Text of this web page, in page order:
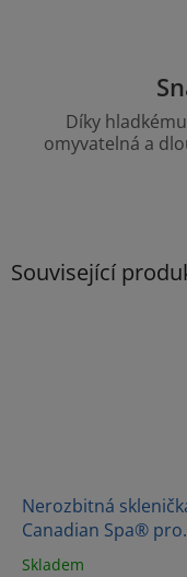
Díky
omyvatelná a
Související
Nerozbitná
Canadian Spa® pro
vířivky a SWIM SPA
Skladem